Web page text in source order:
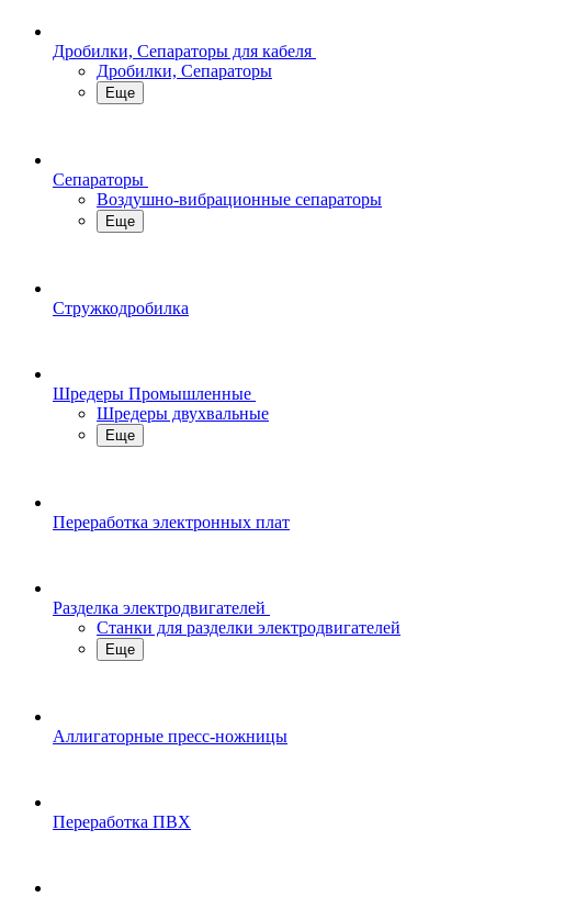
Дробилки, Сепараторы для кабеля
Дробилки, Сепараторы
Еще
Сепараторы
Воздушно-вибрационные сепараторы
Еще
Стружкодробилка
Шредеры Промышленные
Шредеры двухвальные
Еще
Переработка электронных плат
Разделка электродвигателей
Станки для разделки электродвигателей
Еще
Аллигаторные пресс-ножницы
Переработка ПВХ